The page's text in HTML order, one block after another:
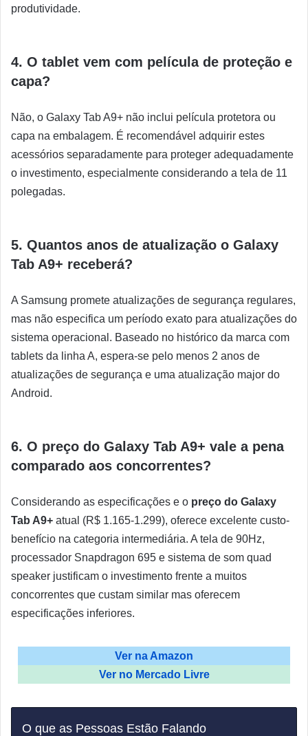
produtividade.
4. O tablet vem com película de proteção e
capa?
Não, o Galaxy Tab A9+ não inclui película protetora ou
capa na embalagem. É recomendável adquirir estes
acessórios separadamente para proteger adequadamente
o investimento, especialmente considerando a tela de 11
polegadas.
5. Quantos anos de atualização o Galaxy
Tab A9+ receberá?
A Samsung promete atualizações de segurança regulares,
mas não especifica um período exato para atualizações do
sistema operacional. Baseado no histórico da marca com
tablets da linha A, espera-se pelo menos 2 anos de
atualizações de segurança e uma atualização major do
Android.
6. O preço do Galaxy Tab A9+ vale a pena
comparado aos concorrentes?
Considerando as especificações e o preço do Galaxy
Tab A9+ atual (R$ 1.165-1.299), oferece excelente custo-
benefício na categoria intermediária. A tela de 90Hz,
processador Snapdragon 695 e sistema de som quad
speaker justificam o investimento frente a muitos
concorrentes que custam similar mas oferecem
especificações inferiores.
Ver na Amazon
Ver no Mercado Livre
O que as Pessoas Estão Falando